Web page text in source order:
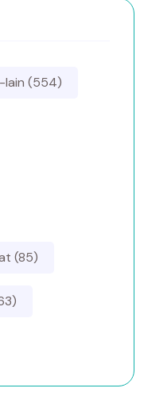
lain (554)
(85)